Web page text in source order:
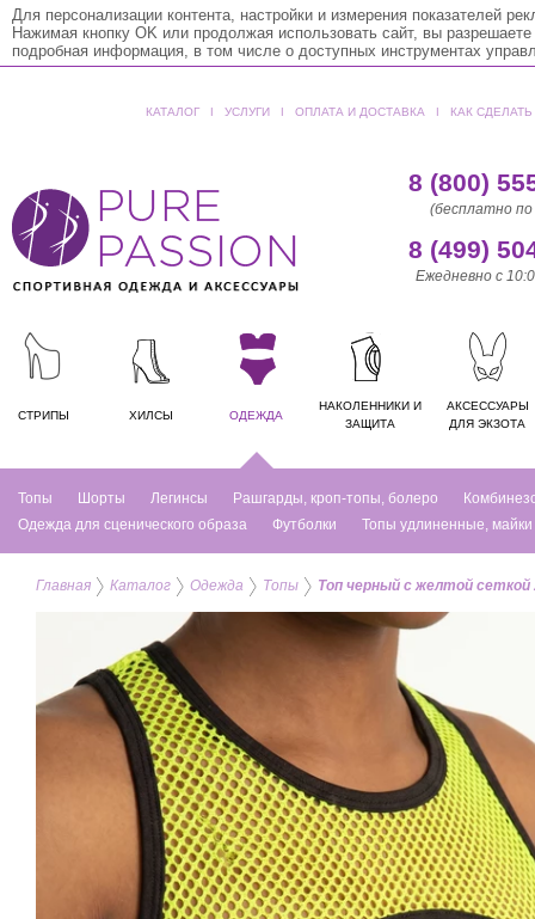
Для персонализации контента, настройки и измерения показателей
Нажимая кнопку OK или продолжая использовать сайт, вы
подробная информация, в том числе о доступных инструментах
КАТАЛОГ ǀ УСЛУГИ ǀ ОПЛАТА И ДОСТАВКА ǀ КАК СДЕЛАТЬ
8 (800)
(бесплатно по
8 (499)
Ежедневно с
СТРИПЫ ХИЛСЫ ОДЕЖДА
НАКОЛЕННИКИ И
ЗАЩИТА
АКСЕССУАРЫ
ДЛЯ ЭКЗОТА
Топы Шорты Легинсы Рашгарды, кроп-топы, болеро
Одежда для сценического образа
Футболки Топы удлиненные, майки
Главная Каталог Одежда Топы Топ черный с желтой сеткой